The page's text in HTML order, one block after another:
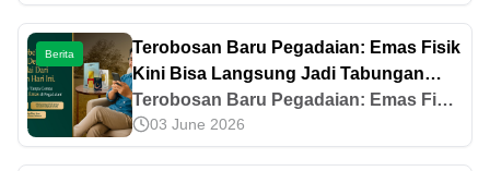
dalam Hitungan Menit
Berita
Terobosan Baru Pegadaian: Emas Fisik
Kini Bisa Langsung Jadi Tabungan
Emas
Terobosan Baru Pegadaian: Emas Fisik
Kini Bisa Langsung Jadi Tabungan
Emas
03 June 2026